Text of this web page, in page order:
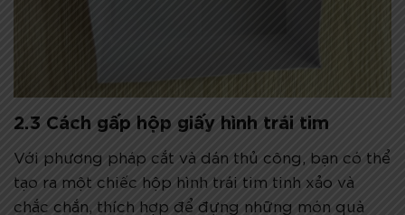
2.3 Cách gấp hộp giấy hình trái tim
Với phương pháp cắt và dán thủ công, bạn có thể
tạo ra một chiếc hộp hình trái tim tinh xảo và
chắc chắn, thích hợp để đựng những món quà